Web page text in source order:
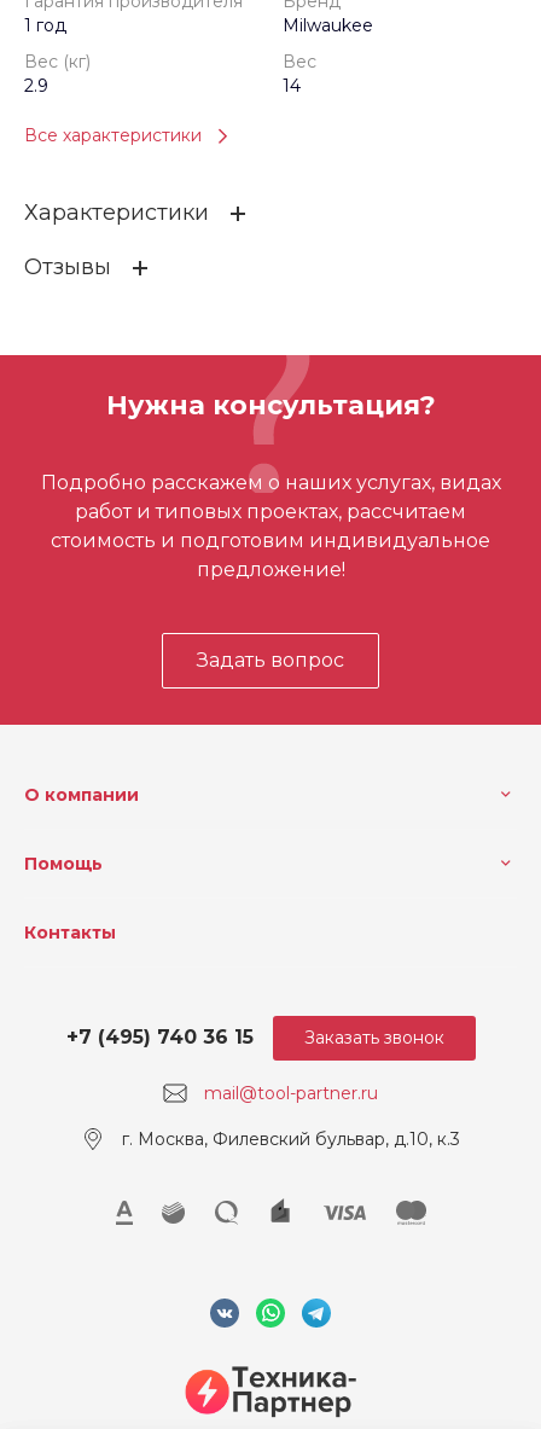
1 год
Milwaukee
Вес (кг)
2.9
Вес
14
Все характеристики
Характеристики
Гарантия производителя
2.9
14
Емкость аккумулятора (Ач)
Напряжение (В) 18
Зарядное устройство
Макс. размер по металлу
108
Отзывы
Отзывов ещё нет – ваш может стать
первым
Нужна консультация?
Подробно расскажем о наших услугах, видах
работ и типовых проектах, рассчитаем
стоимость и подготовим индивидуальное
предложение!
Задать вопрос
О компании
Помощь
Контакты
mail@tool-partner.ru
+7 (495) 740 36 15
г. Москва, Филевский бульвар, д.10, к.3
Заказать звонок